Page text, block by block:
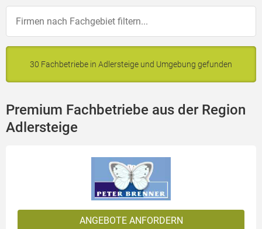
30 Fachbetriebe in Adlersteige und Umgebung gefunden
Premium Fachbetriebe aus der Region
Adlersteige
ANGEBOTE ANFORDERN